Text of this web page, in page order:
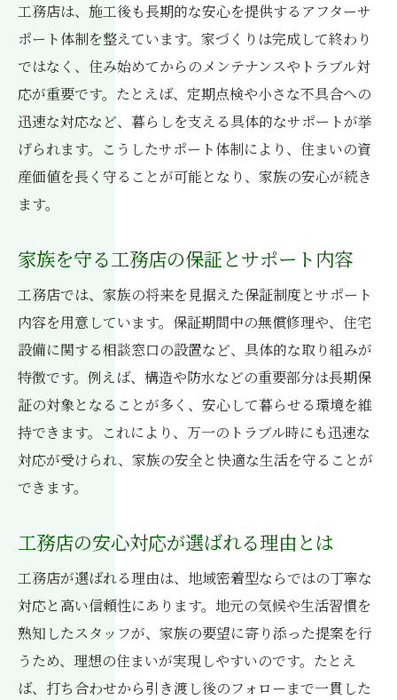
工務店は、施工後も長期的な安心を提供するアフターサ
ポート体制を整えています。家づくりは完成して終わり
ではなく、住み始めてからのメンテナンスやトラブル対
応が重要です。たとえば、定期点検や小さな不具合への
迅速な対応など、暮らしを支える具体的なサポートが挙
げられます。こうしたサポート体制により、住まいの資
産価値を長く守ることが可能となり、家族の安心が続き
ます。
家族を守る工務店の保証とサポート内容
工務店では、家族の将来を見据えた保証制度とサポート
内容を用意しています。保証期間中の無償修理や、住宅
設備に関する相談窓口の設置など、具体的な取り組みが
特徴です。例えば、構造や防水などの重要部分は長期保
証の対象となることが多く、安心して暮らせる環境を維
持できます。これにより、万一のトラブル時にも迅速な
対応が受けられ、家族の安全と快適な生活を守ることが
できます。
工務店の安心対応が選ばれる理由とは
工務店が選ばれる理由は、地域密着型ならではの丁寧な
対応と高い信頼性にあります。地元の気候や生活習慣を
熟知したスタッフが、家族の要望に寄り添った提案を行
うため、理想の住まいが実現しやすいのです。たとえ
ば、打ち合わせから引き渡し後のフォローまで一貫した